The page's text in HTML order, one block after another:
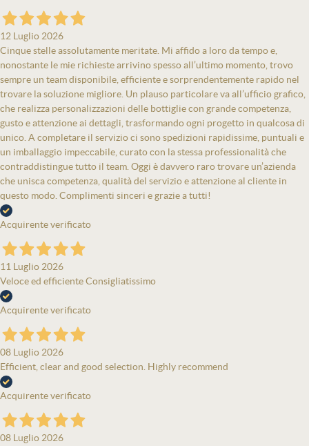
12 Luglio 2026
Cinque stelle assolutamente meritate. Mi affido a loro da tempo e,
nonostante le mie richieste arrivino spesso all’ultimo momento, trovo
sempre un team disponibile, efficiente e sorprendentemente rapido nel
trovare la soluzione migliore. Un plauso particolare va all’ufficio grafico,
che realizza personalizzazioni delle bottiglie con grande competenza,
gusto e attenzione ai dettagli, trasformando ogni progetto in qualcosa di
unico. A completare il servizio ci sono spedizioni rapidissime, puntuali e
un imballaggio impeccabile, curato con la stessa professionalità che
contraddistingue tutto il team. Oggi è davvero raro trovare un’azienda
che unisca competenza, qualità del servizio e attenzione al cliente in
questo modo. Complimenti sinceri e grazie a tutti!
Acquirente verificato
11 Luglio 2026
Veloce ed efficiente Consigliatissimo
Acquirente verificato
08 Luglio 2026
Efficient, clear and good selection. Highly recommend
Acquirente verificato
08 Luglio 2026